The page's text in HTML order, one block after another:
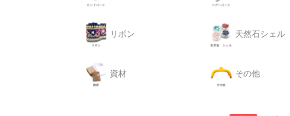
リボン 天然石シェル
資材 その他